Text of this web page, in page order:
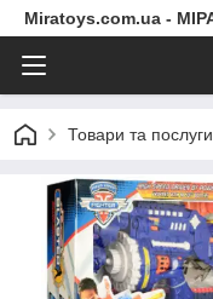
Miratoys.com.ua -
Товари та послуги